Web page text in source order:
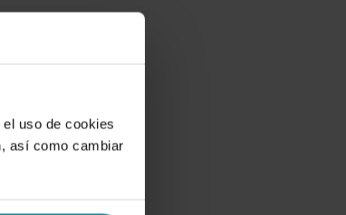
uso de cookies
así como cambiar